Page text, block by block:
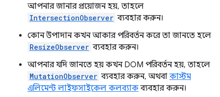
আপনার জানার প্রয়োজন হয়, তাহলে
IntersectionObserver ব্যবহার করুন।
কোন উপাদান কখন আকার পরিবর্তন করে তা জানতে হলে
ResizeObserver ব্যবহার করুন।
আপনার যদি জানতে হয় কখন DOM পরিবর্তন হয়, তাহলে
MutationObserver ব্যবহার করুন, অথবা কাস্টম
এলিমেন্ট লাইফসাইকেল কলব্যাকব্যবহার করুন।